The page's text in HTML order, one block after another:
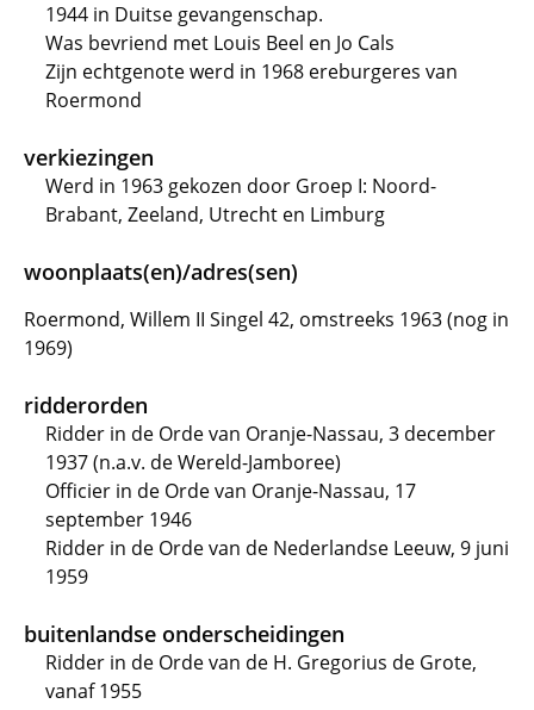
1944 in Duitse gevangenschap.
Was bevriend met Louis Beel en Jo Cals
Zijn echtgenote werd in 1968 ereburgeres van
Roermond
verkiezingen
Werd in 1963 gekozen door Groep I: Noord-
Brabant, Zeeland, Utrecht en Limburg
woonplaats(en)/adres(sen)
Roermond, Willem II Singel 42, omstreeks 1963 (nog in
1969)
ridderorden
Ridder in de Orde van Oranje-Nassau, 3 december
1937 (n.a.v. de Wereld-Jamboree)
Officier in de Orde van Oranje-Nassau, 17
september 1946
Ridder in de Orde van de Nederlandse Leeuw, 9 juni
1959
buitenlandse onderscheidingen
Ridder in de Orde van de H. Gregorius de Grote,
vanaf 1955